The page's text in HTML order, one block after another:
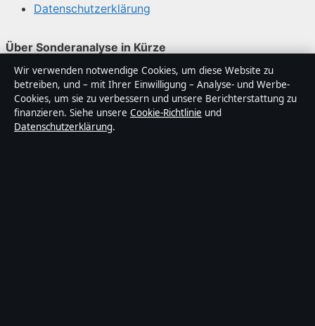
Datenschutzerklärung
Über Sonderanalyse in Kürze
Sonderanalyse ist ein unabhängiger digitaler
Nachrichtenanbieter mit Fokus auf Politik, Wirtschaft,
Technik und Gesellschaft in Deutschland. Jeder Artikel
trägt eine Byline, wird von einem Redakteur geprüft und
Wir verwenden notwendige Cookies, um diese Website zu
betreiben, und – mit Ihrer Einwilligung – Analyse- und Werbe-
Cookies, um sie zu verbessern und unsere Berichterstattung zu
finanzieren. Siehe unsere Cookie-Richtlinie und
Datenschutzerklärung.